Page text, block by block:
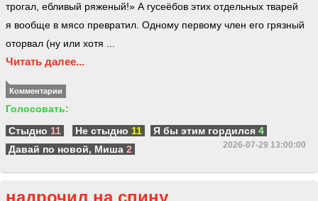
трогал, ебливый ряженый!» А гусеёбов этих отдельных тварей
я вообще в мясо превратил. Одному первому член его грязный
оторвал (ну или хотя ...
Читать далее...
Комментарии
Голосовать:
Стыдно 11 Не стыдно 11 Я бы этим гордился 4
Давай по новой, Миша 2 2026-07-29 13:00:00